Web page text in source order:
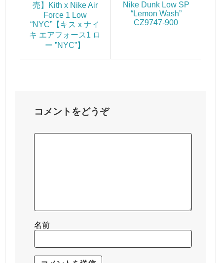
売】Kith x Nike Air
Force 1 Low
“NYC”【キス x ナイ
キ エアフォース1 ロ
ー ”NYC”】
Nike Dunk Low SP
“Lemon Wash”
CZ9747-900
コメントをどうぞ
名前